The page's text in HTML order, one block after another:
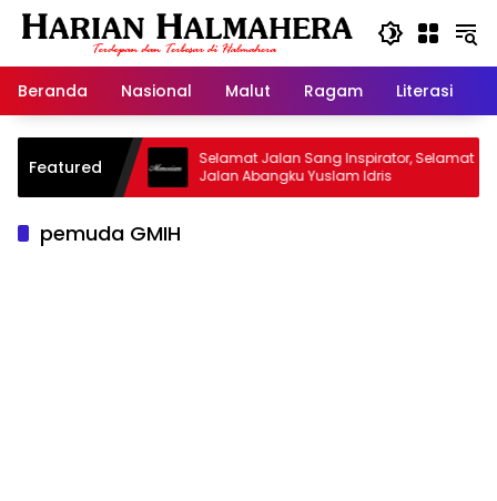
Langsung
Beranda
Nasional Malut Ragam Literasi
Featured
Warisan
Selamat Jalan Sang Inspirator, Selamat
Jalan Abangku Yuslam Idris
pemuda GMIH